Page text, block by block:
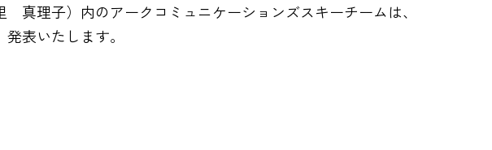
理子）内のアークコミュニケーションズスキーチームは、
表いたします。